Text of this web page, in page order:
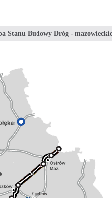
Stanu Budowy Dróg - mazowieckie